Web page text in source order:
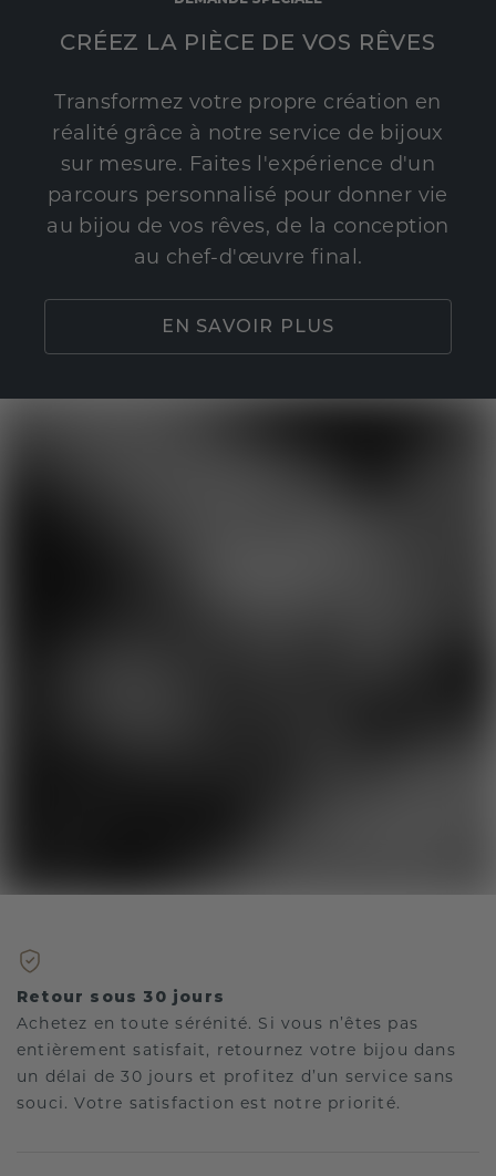
CRÉEZ LA PIÈCE DE VOS RÊVES
Transformez votre propre création en
réalité grâce à notre service de bijoux
sur mesure. Faites l'expérience d'un
parcours personnalisé pour donner vie
au bijou de vos rêves, de la conception
au chef-d'œuvre final.
EN SAVOIR PLUS
Retour sous 30 jours
Achetez en toute sérénité. Si vous n’êtes pas
entièrement satisfait, retournez votre bijou dans
un délai de 30 jours et profitez d’un service sans
souci. Votre satisfaction est notre priorité.